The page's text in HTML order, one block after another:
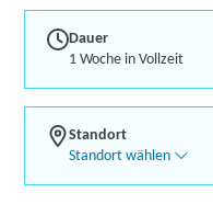
Dauer
1 Woche in Vollzeit
Standort
Standort wählen